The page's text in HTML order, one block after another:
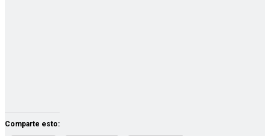
Comparte esto: